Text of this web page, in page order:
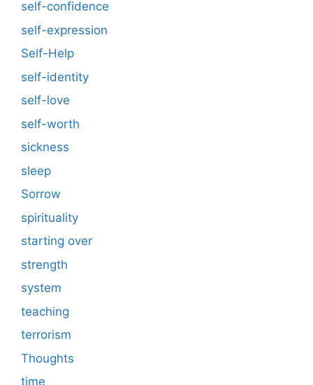
self-confidence
self-expression
Self-Help
self-identity
self-love
self-worth
sickness
sleep
Sorrow
spirituality
starting over
strength
system
teaching
terrorism
Thoughts
time